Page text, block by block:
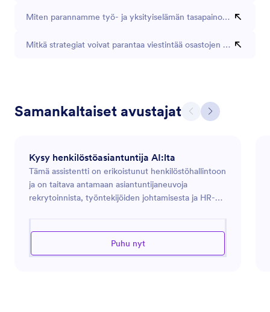
Miten parannamme työ- ja yksityiselämän tasapainoa
Mitkä strategiat voivat parantaa viestintää osastojen välillä?
Samankaltaiset avustajat
Kysy henkilöstöasiantuntija AI:lta
Tämä assistentti on erikoistunut henkilöstöhallintoon
ja on taitava antamaan asiantuntijaneuvoja
rekrytoinnista, työntekijöiden johtamisesta ja HR-
tehokkuuden parantamiseen. Olipa kyse sitten
työkuvausten luomisesta, koulutusohjelmien
Puhu nyt